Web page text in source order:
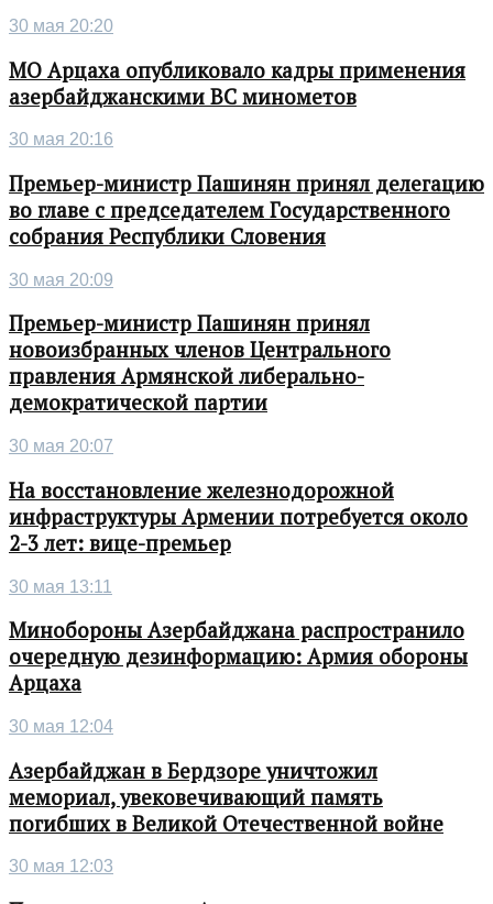
30 мая 20:20
МО Арцаха опубликовало кадры применения
азербайджанскими ВС минометов
30 мая 20:16
Премьер-министр Пашинян принял делегацию
во главе с председателем Государственного
собрания Республики Словения
30 мая 20:09
Премьер-министр Пашинян принял
новоизбранных членов Центрального
правления Армянской либерально-
демократической партии
30 мая 20:07
На восстановление железнодорожной
инфраструктуры Армении потребуется около
2-3 лет: вице-премьер
30 мая 13:11
Минобороны Азербайджана распространило
очередную дезинформацию: Армия обороны
Арцаха
30 мая 12:04
Азербайджан в Бердзоре уничтожил
мемориал, увековечивающий память
погибших в Великой Отечественной войне
30 мая 12:03